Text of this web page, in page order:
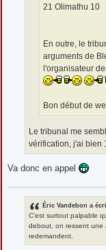
21 Olimathu 10
En outre, le
arguments de
l'organisateur
Bon début de we
Le tribunal me
vérification, j'ai bien
Va donc en appel
Éric Vandebon a
C'est surtout palpable
debout, on ressent une
redemandent.